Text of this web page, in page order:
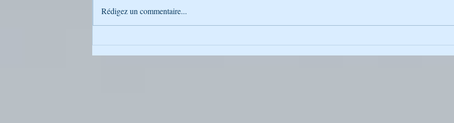
Mais qui est donc Rabbi
Rédigez un commentaire...